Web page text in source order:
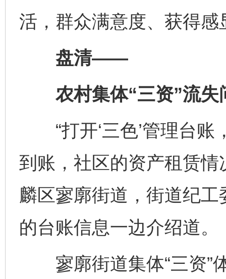
活，群众满意度、获得感
盘清——
农村集体“三资”流失
“打开‘三色’管理台账
到账，社区的资产租赁情
麟区寥廓街道，街道纪
的台账信息一边介绍道。
寥廓街道集体“三资”